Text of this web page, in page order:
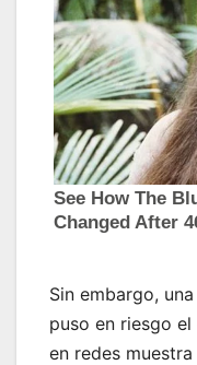
Sin embargo,
puso en riesgo
en redes